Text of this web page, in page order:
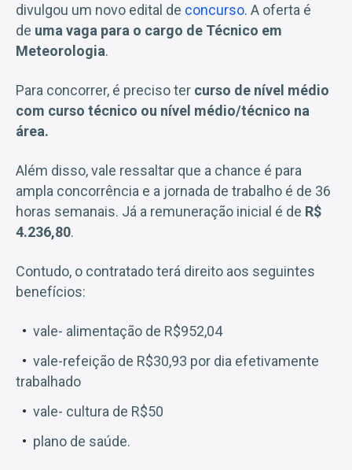
divulgou um novo edital de concurso. A oferta é
de uma vaga para o cargo de Técnico em
Meteorologia.
Para concorrer, é preciso ter curso de nível médio
com curso técnico ou nível médio/técnico na
área.
Além disso, vale ressaltar que a chance é para
ampla concorrência e a jornada de trabalho é de 36
horas semanais. Já a remuneração inicial é de R$
4.236,80.
Contudo, o contratado terá direito aos seguintes
benefícios:
vale- alimentação de R$952,04
vale-refeição de R$30,93 por dia efetivamente
trabalhado
vale- cultura de R$50
plano de saúde.